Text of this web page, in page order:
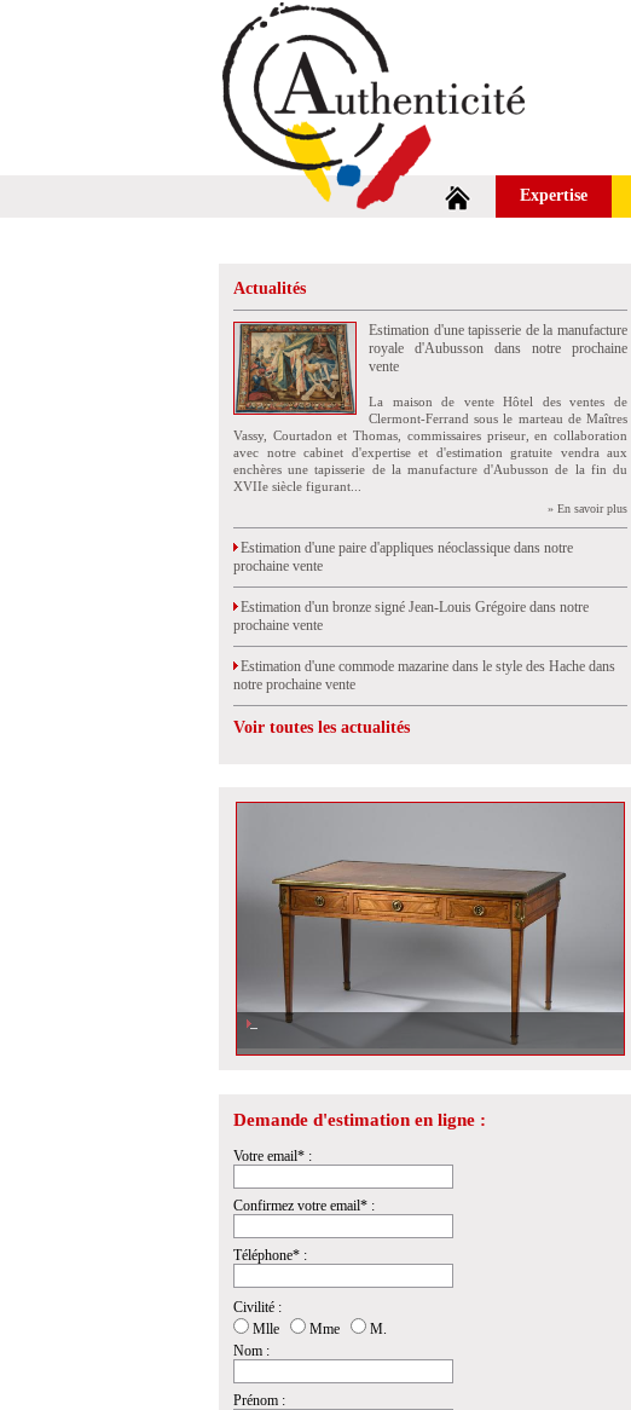
Expertise
Actualités
Estimation d'une tapisserie de la manufacture
royale d'Aubusson dans notre prochaine
vente
La maison de vente Hôtel des ventes de
Clermont-Ferrand sous le marteau de Maîtres
Vassy, Courtadon et Thomas, commissaires priseur, en collaboration
avec notre cabinet d'expertise et d'estimation gratuite vendra aux
enchères une tapisserie de la manufacture d'Aubusson de la fin du
XVIIe siècle figurant...
» En savoir plus
Estimation d'une paire d'appliques néoclassique dans notre
prochaine vente
Estimation d'un bronze signé Jean-Louis Grégoire dans notre
prochaine vente
Estimation d'une commode mazarine dans le style des Hache dans
notre prochaine vente
Voir toutes les actualités
Demande d'estimation en ligne :
Votre email* :
Confirmez votre email* :
Téléphone* :
Civilité :
Mlle
Mme
M.
Nom :
Prénom :